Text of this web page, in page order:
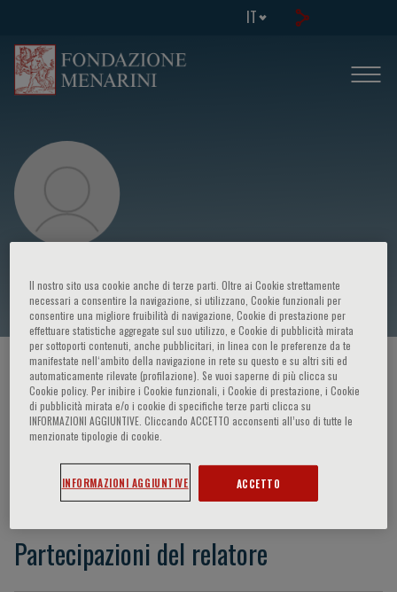
IT
José Rodríguez Hernandez
HOME PAGE / CORSI ED EVENTI / RELATORE
José Rodríguez Hernandez
Partecipazioni del relatore
Il nostro sito usa cookie anche di terze parti. Oltre ai Cookie strettamente
necessari a consentire la navigazione, si utilizzano, Cookie funzionali per
consentire una migliore fruibilità di navigazione, Cookie di prestazione per
effettuare statistiche aggregate sul suo utilizzo, e Cookie di pubblicità mirata
per sottoporti contenuti, anche pubblicitari, in linea con le preferenze da te
manifestate nell‘ambito della navigazione in rete su questo e su altri siti ed
automaticamente rilevate (profilazione). Se vuoi saperne di più clicca su
Cookie policy. Per inibire i Cookie funzionali, i Cookie di prestazione, i Cookie
di pubblicità mirata e/o i cookie di specifiche terze parti clicca su
INFORMAZIONI AGGIUNTIVE. Cliccando ACCETTO acconsenti all’uso di tutte le
menzionate tipologie di cookie.
INFORMAZIONI AGGIUNTIVE ACCETTO